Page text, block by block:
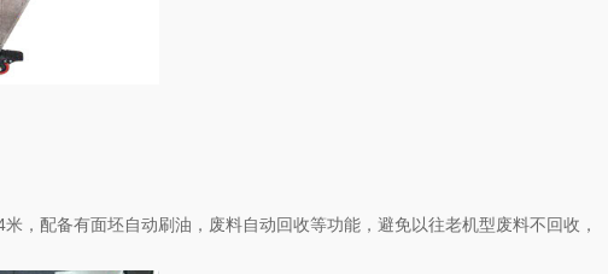
，配备有面坯自动刷油，废料自动回收等功能，避免以往老机型废料不回收，